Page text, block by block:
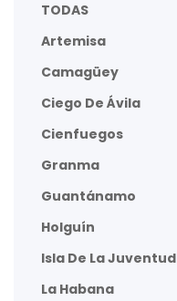
TODAS
Artemisa
Camagüey
Ciego De Ávila
Cienfuegos
Granma
Guantánamo
Holguín
Isla De La Juventud
La Habana